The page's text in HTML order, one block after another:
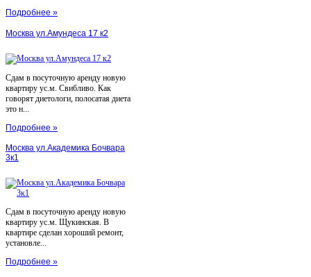
Подробнее »
Москва ул.Амундеса 17 к2
Сдам в посуточную аренду новую
квартиру ус.м. Свибливо. Как
говорят диетологи, полосатая диета
это н...
Подробнее »
Москва ул.Академика Бочвара
3к1
Сдам в посуточную аренду новую
квартиру ус.м. Щукинская. В
квартире сделан хороший ремонт,
установле...
Подробнее »